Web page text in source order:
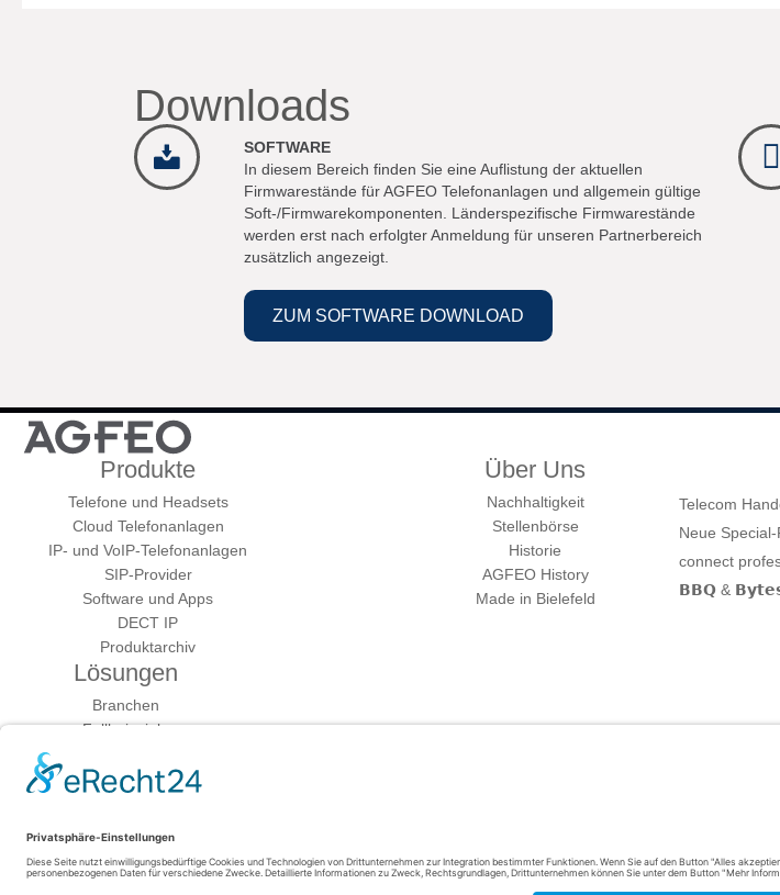
Downloads
SOFTWARE
In diesem Bereich finden Sie eine Auflistung der aktuellen
Firmwarestände für AGFEO Telefonanlagen und allgemein gültige
Soft-/Firmwarekomponenten. Länderspezifische Firmwarestände
werden erst nach erfolgter Anmeldung für unseren Partnerbereich
zusätzlich angezeigt.
ZUM SOFTWARE DOWNLOAD
Produkte
Telefone und Headsets
Cloud Telefonanlagen
IP- und VoIP-Telefonanlagen
SIP-Provider
Software und Apps
DECT IP
Produktarchiv
Lösungen
Branchen
Fallbeispiele
VoIP-Umstellung 2018
Fachhandelspartner werden
Fachhändlersuche
Mediacenter
Über Uns
Nachhaltigkeit
Stellenbörse
Historie
AGFEO History
Made in Bielefeld
Telecom
Neue
connect
𝗕𝗕𝗤 &